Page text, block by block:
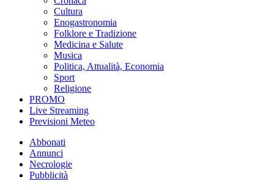
Cultura
Enogastronomia
Folklore e Tradizione
Medicina e Salute
Musica
Politica, Attualità, Economia
Sport
Religione
PROMO
Live Streaming
Previsioni Meteo
Abbonati
Annunci
Necrologie
Pubblicità